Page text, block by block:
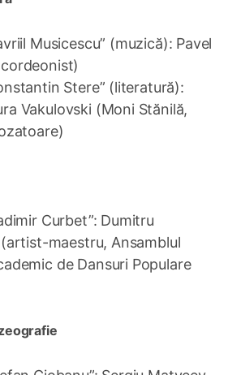
Musicescu” (muzică): Pavel
Stere” (literatură):
Vakulovski (Moni Stănilă,
Curbet”: Dumitru
maestru, Ansamblul
de Dansuri Populare